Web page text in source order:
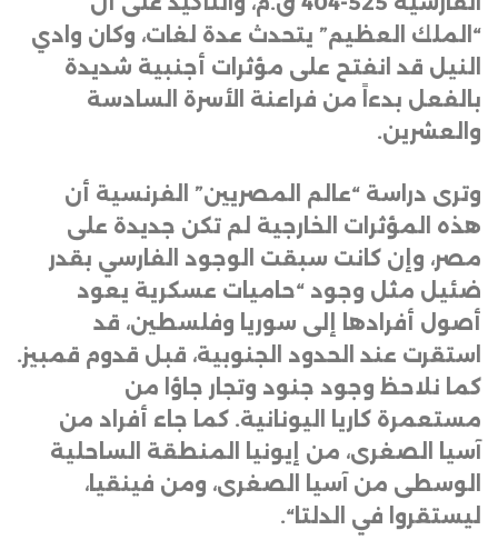
“الملك العظيم” يتحدث عدة لغات، وكان وادي
النيل قد انفتح على مؤثرات أجنبية شديدة
بالفعل بدءاً من فراعنة الأسرة السادسة
والعشرين.
وترى دراسة “عالم المصريين” الفرنسية أن
هذه المؤثرات الخارجية لم تكن جديدة على
مصر، وإن كانت سبقت الوجود الفارسي بقدر
ضئيل مثل وجود “حاميات عسكرية يعود
أصول أفرادها إلى سوريا وفلسطين، قد
استقرت عند الحدود الجنوبية، قبل قدوم قمبيز.
كما نلاحظ وجود جنود وتجار جاؤا من
مستعمرة كاريا اليونانية. كما جاء أفراد من
آسيا الصغرى، من إيونيا المنطقة الساحلية
الوسطى من آسيا الصغرى، ومن فينقيا،
ليستقروا في الدلتا“.